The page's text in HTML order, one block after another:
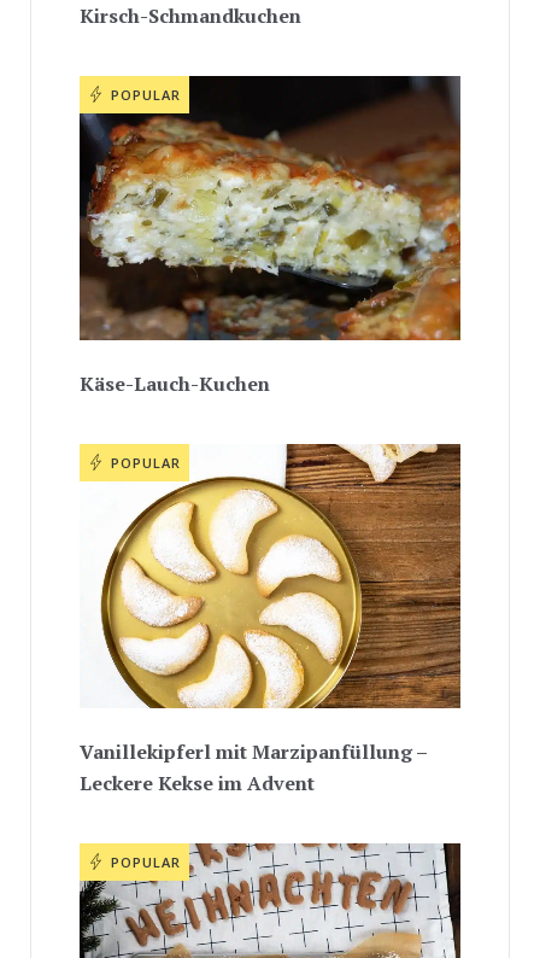
Kirsch-Schmandkuchen
POPULAR
Käse-Lauch-Kuchen
POPULAR
Vanillekipferl mit Marzipanfüllung –
Leckere Kekse im Advent
POPULAR